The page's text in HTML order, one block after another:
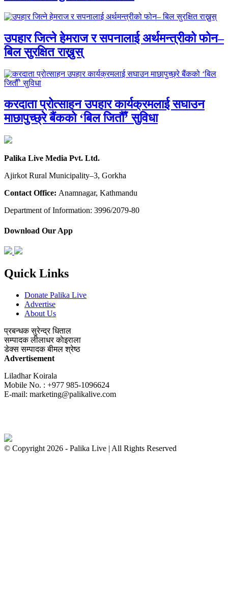
उपहार जित्ने हेमराज र सपनालाई अर्थमन्त्रीको फोन–
बिल सुरक्षित राख्नुस्
करदाता प्रोत्साहन उपहार कार्यक्रमलाई सघाउन
माछापुच्छ्रे बैंकको ‘बिल जितौँ’ सुविधा
Palika Live Media Pvt. Ltd.
Ajirkot Rural Municipality–3, Gorkha
Contact Office: Anamnagar, Kathmandu
Department of Information: 3996/2079-80
Download Our App
Quick Links
Donate Palika Live
Advertise
About Us
प्रबन्धकसुरेन्द्र धिताल
सम्पादकलीलाधर काेइराला
डेक्स सम्पादकबीमल श्रेष्ठ
Advertisement
Liladhar Koirala
Mobile No. : +977 985-1096624
E-mail: marketing@palikalive.com
© Copyright 2026 - Palika Live | All Rights Reserved